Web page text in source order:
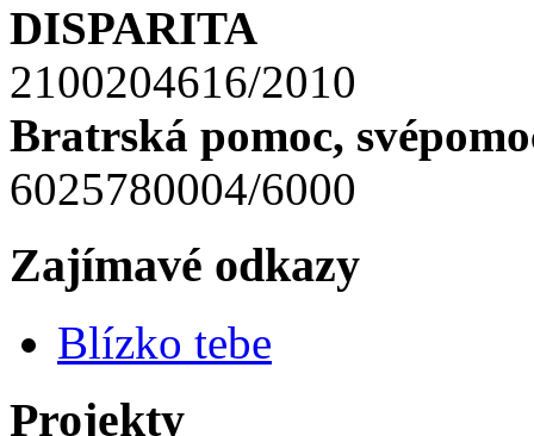
DISPARITA
2100204616/2010
Bratrská pomoc,
6025780004/6000
Zajímavé odkazy
Blízko tebe
Projekty